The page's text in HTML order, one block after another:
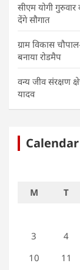
सीएम योगी
देंगे सौगात
ग्राम विकास
बनाया रोडमैप
वन्य जीव संरक्षण
यादव
Calendar
M
T
3
4
10
11